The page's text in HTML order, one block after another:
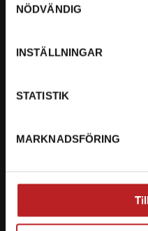
NÖDVÄNDIG
INSTÄLLNINGAR
STATISTIK
MARKNADSFÖRING
Org. nummer:
Ryckepungsvägen 3, 79177
Vi erbjuder flera olika
skyddade med